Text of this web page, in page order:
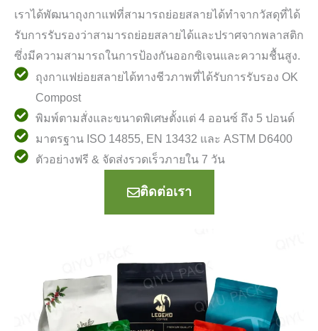
เราได้พัฒนาถุงกาแฟที่สามารถย่อยสลายได้ทำจากวัสดุที่ได้
รับการรับรองว่าสามารถย่อยสลายได้และปราศจากพลาสติก
ซึ่งมีความสามารถในการป้องกันออกซิเจนและความชื้นสูง.
ถุงกาแฟย่อยสลายได้ทางชีวภาพที่ได้รับการรับรอง OK
Compost
พิมพ์ตามสั่งและขนาดพิเศษตั้งแต่ 4 ออนซ์ ถึง 5 ปอนด์
มาตรฐาน ISO 14855, EN 13432 และ ASTM D6400
ตัวอย่างฟรี & จัดส่งรวดเร็วภายใน 7 วัน
ติดต่อเรา